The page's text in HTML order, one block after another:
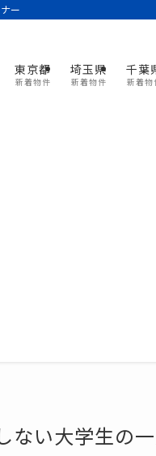
ー
東京都
新着物件
埼玉県
新着物件
千葉
新着物
ない大学生の